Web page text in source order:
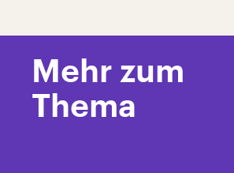
Mehr zum
Thema